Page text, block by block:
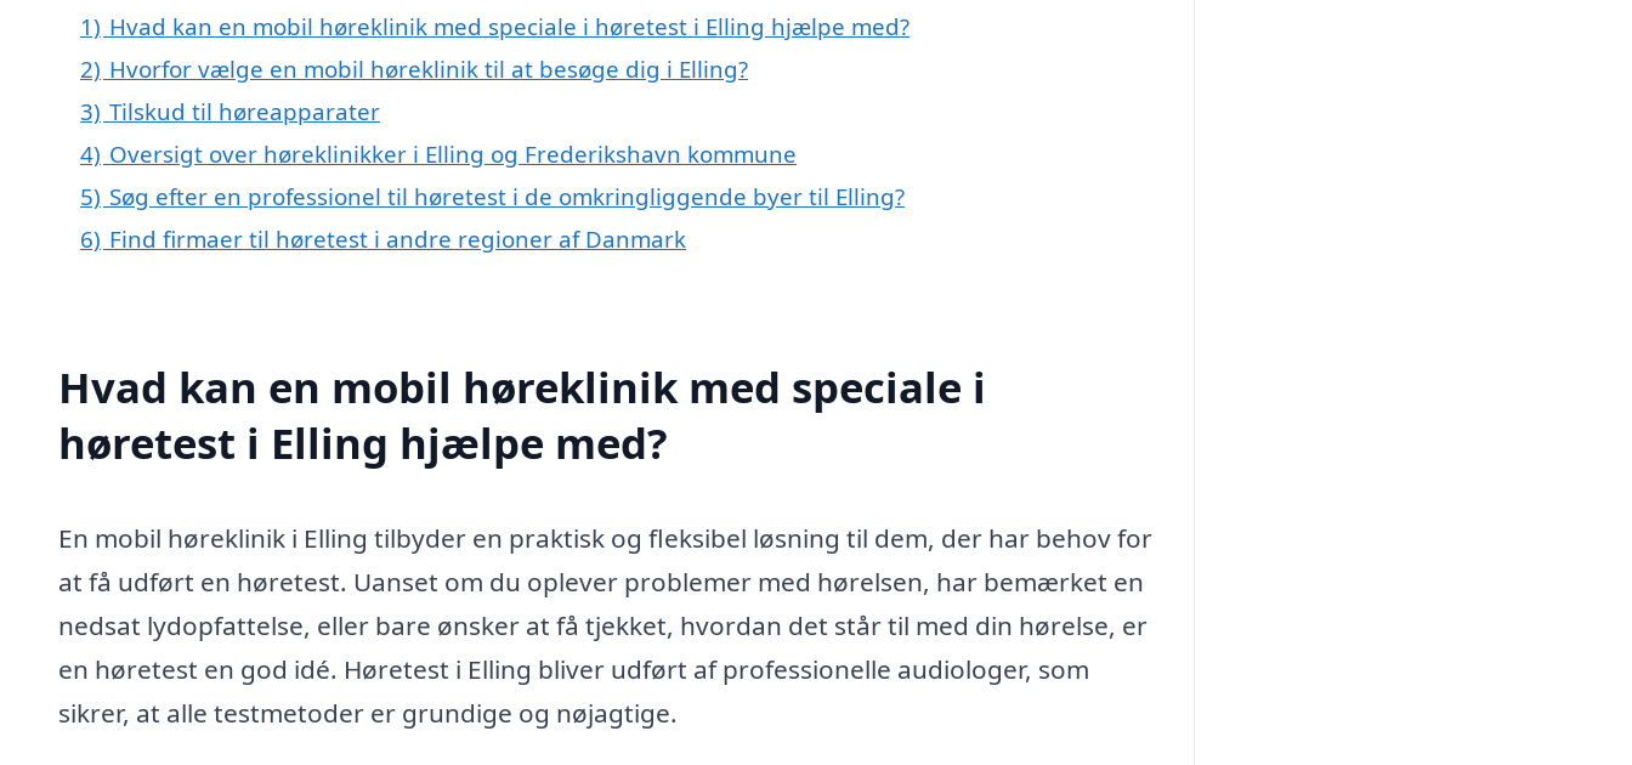
1) Hvad kan en mobil høreklinik med speciale i høretest i Elling hjælpe med?
2) Hvorfor vælge en mobil høreklinik til at besøge dig i Elling?
3) Tilskud til høreapparater
4) Oversigt over høreklinikker i Elling og Frederikshavn kommune
5) Søg efter en professionel til høretest i de omkringliggende byer til Elling?
6) Find firmaer til høretest i andre regioner af Danmark
Hvad kan en mobil høreklinik med speciale i
høretest i Elling hjælpe med?
En mobil høreklinik i Elling tilbyder en praktisk og fleksibel løsning til dem, der har behov for
at få udført en høretest. Uanset om du oplever problemer med hørelsen, har bemærket en
nedsat lydopfattelse, eller bare ønsker at få tjekket, hvordan det står til med din hørelse, er
en høretest en god idé. Høretest i Elling bliver udført af professionelle audiologer, som
sikrer, at alle testmetoder er grundige og nøjagtige.